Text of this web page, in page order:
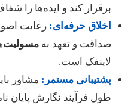
برقرار کند و ایده‌ها را شفاف
اخلاق حرفه‌ای:رعایت اصول
صداقت و تعهد بهمسولیت‌های
لاینفک است.
پشتیبانی مستمر:مشاور باید
طول فرآیند نگارش پایان نامه